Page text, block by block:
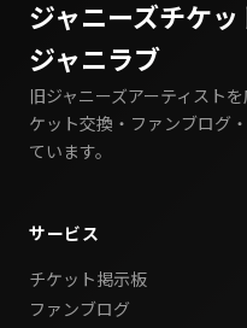
ジャニーズチケ
ジャニラブ
旧ジャニーズアーティスト
ケット交換・ファンブログ
ています。
サービス
チケット掲示板
ファンブログ